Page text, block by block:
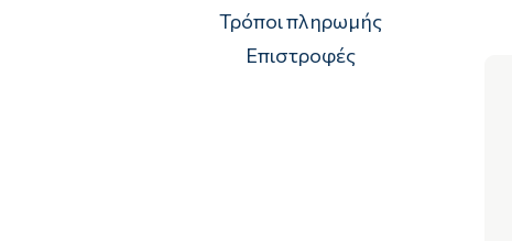
Τρόποι πληρωμής
Επιστροφές